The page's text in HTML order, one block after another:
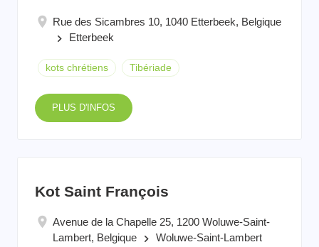
Rue des Sicambres 10, 1040 Etterbeek, Belgique
keyboard_arrow_right Etterbeek
kots chrétiens Tibériade
PLUS D'INFOS
Kot Saint François
Avenue de la Chapelle 25, 1200 Woluwe-Saint-
Lambert, Belgique
keyboard_arrow_right Woluwe-Saint-Lambert